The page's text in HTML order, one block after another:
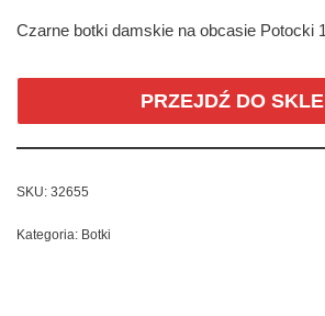
Czarne botki damskie na obcasie Potocki
PRZEJDŹ DO
SKU: 32655
Kategoria: Botki